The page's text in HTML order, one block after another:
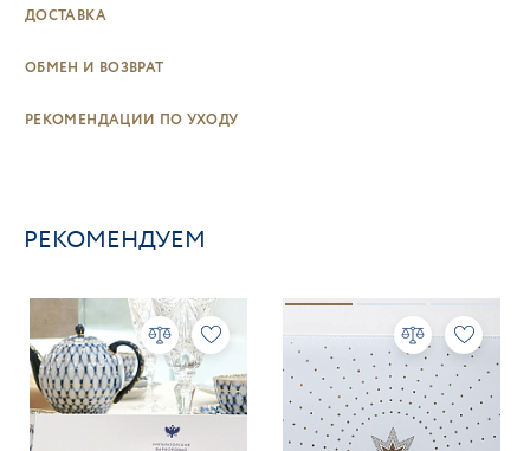
ДОСТАВКА
ОБМЕН И ВОЗВРАТ
РЕКОМЕНДАЦИИ ПО УХОДУ
РЕКОМЕНДУЕМ